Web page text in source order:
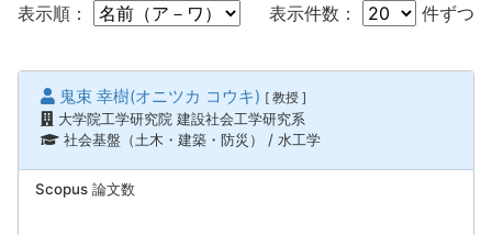
表示順：
表示件数： 件ずつ
鬼束 幸樹(オニツカ コウキ) [ 教授 ]
大学院工学研究院 建設社会工学研究系
社会基盤（土木・建築・防災） / 水工学
Scopus 論文数